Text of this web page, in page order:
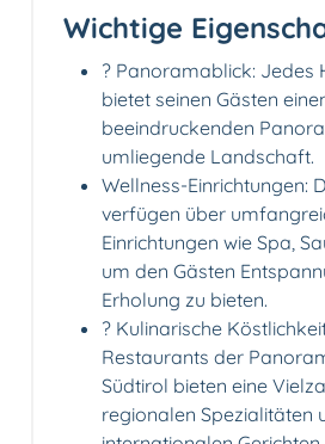
Wichtige
? Panoramablick: Jedes
bietet seinen Gästen
beeindruckenden
umliegende Landschaft.
Wellness-Einrichtungen:
verfügen über
Einrichtungen wie Spa,
um den Gästen
Erholung zu bieten.
? Kulinarische
Restaurants der
Südtirol bieten eine
regionalen Spezialitäten